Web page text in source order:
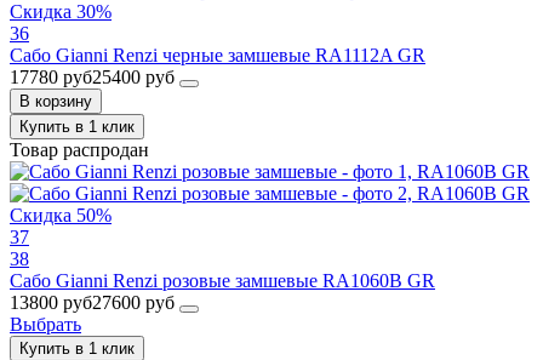
Скидка 30%
36
Сабо Gianni Renzi черные замшевые RA1112A GR
17780 руб25400 руб
В корзину
Купить в 1 клик
Товар распродан
Скидка 50%
37
38
Сабо Gianni Renzi розовые замшевые RA1060B GR
13800 руб27600 руб
Выбрать
Купить в 1 клик